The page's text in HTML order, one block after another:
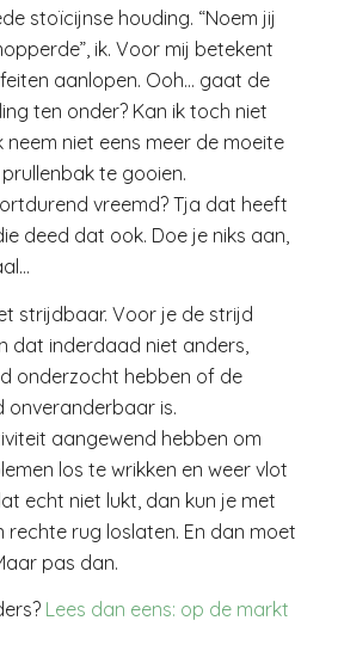
stoïcijnse houding. “Noem jij
ik. Voor mij betekent
aanlopen. Ooh… gaat de
ten onder? Kan ik toch niet
neem niet eens meer de moeite
te gooien.
vreemd? Tja dat heeft
deed dat ook. Doe je niks aan,
strijdbaar. Voor je de strijd
dat inderdaad niet anders,
onderzocht hebben of de
onveranderbaar is.
aangewend hebben om
los te wrikken en weer vlot
echt niet lukt, dan kun je met
rechte rug loslaten. En dan moet
pas dan.
Lees dan eens: op de markt